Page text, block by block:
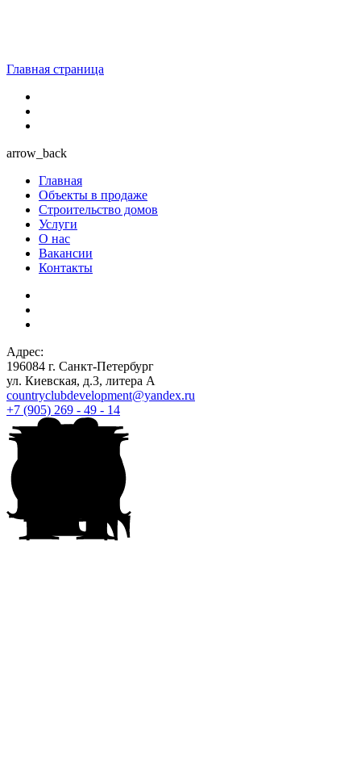
Главная страница
arrow_back
Главная
Объекты в продаже
Строительство домов
Услуги
О нас
Вакансии
Контакты
Адрес:
196084 г. Санкт-Петербург
ул. Киевская, д.3, литера А
countryclubdevelopment@yandex.ru
+7 (905) 269 - 49 - 14